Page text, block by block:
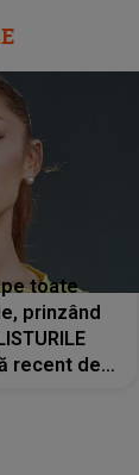
toate
prinzând
recent de